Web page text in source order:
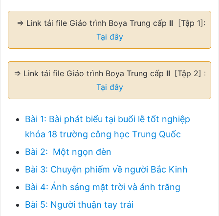
⇒ Link tải file Giáo trình Boya Trung cấp II[Tập 1]:
Tại đây
⇒ Link tải file Giáo trình Boya Trung cấp II [Tập 2] :
Tại đây
Bài 1: Bài phát biểu tại buổi lễ tốt nghiệp
khóa 18 trường công học Trung Quốc
Bài 2: Một ngọn đèn
Bài 3: Chuyện phiếm về người Bắc Kinh
Bài 4: Ánh sáng mặt trời và ánh trăng
Bài 5: Người thuận tay trái